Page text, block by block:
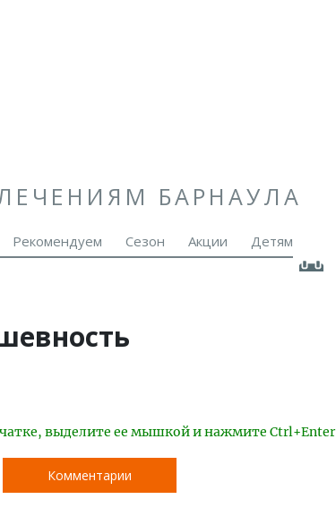
БАРНАУЛА
Рекомендуем Сезон Акции
Детям
выделите ее мышкой и нажмите Ctrl+Enter
Комментарии